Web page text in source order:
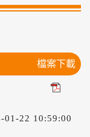
檔案下載
01-22 10:59:00